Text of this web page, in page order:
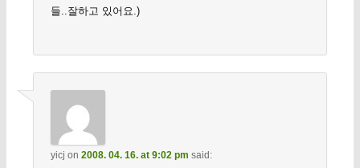
들..잘하고 있어요.)
yicj on 2008. 04. 16. at 9:02 pm said: